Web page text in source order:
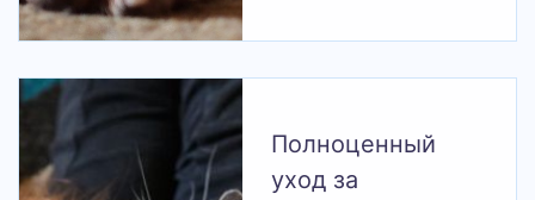
Полноценный
уход за